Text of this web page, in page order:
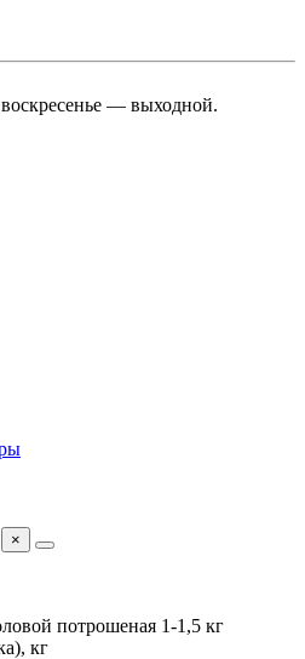
— выходной.
×
потрошеная 1-1,5 кг
кг